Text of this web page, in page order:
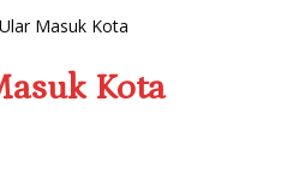
Masuk Kota
Kota